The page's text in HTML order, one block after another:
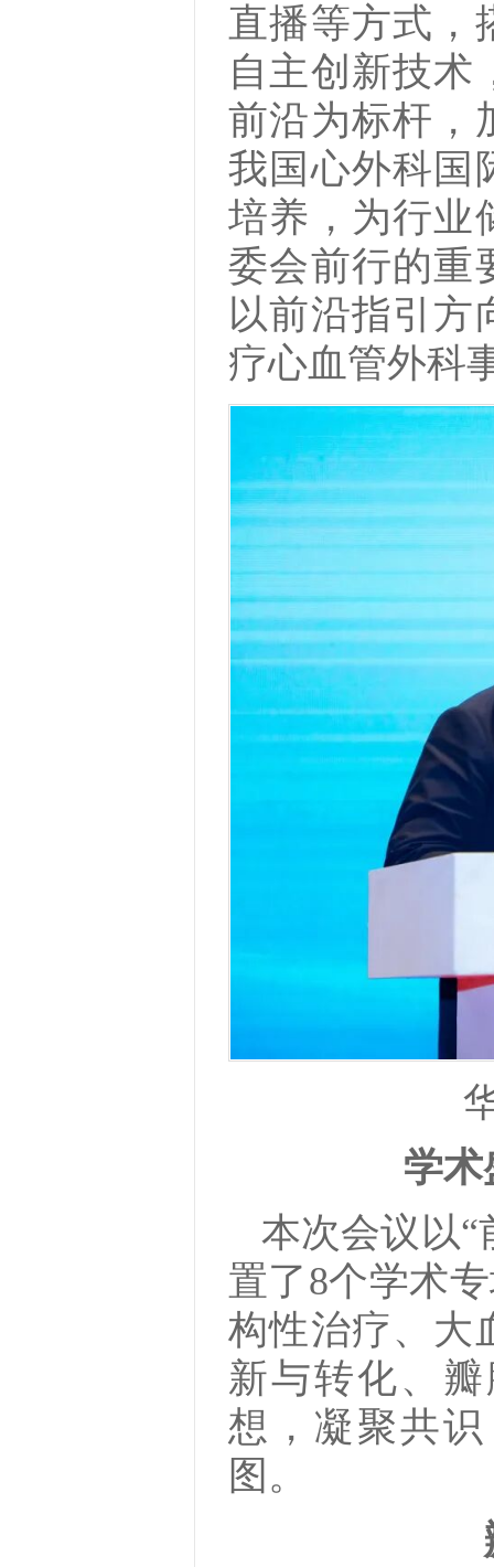
直播等方式，
自主创新技术
前沿为标杆，
我国心外科国
培养，为行业
委会前行的重
以前沿指引方
疗心血管外科
学术
本次会议以“
置了8个学术
构性治疗、大
新与转化、
想，凝聚共
图。